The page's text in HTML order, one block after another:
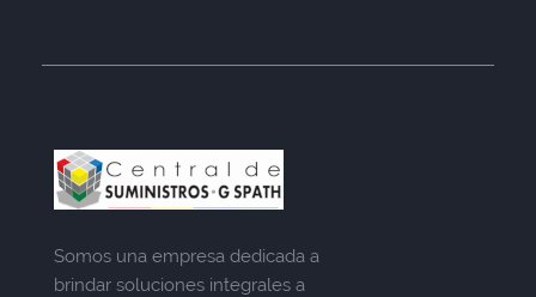
Somos una empresa dedicada a
brindar soluciones integrales a